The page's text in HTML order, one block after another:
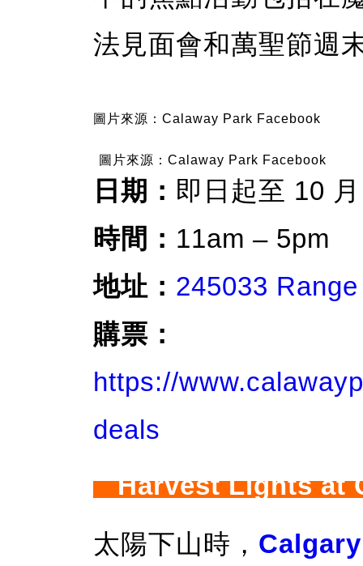
法見面會和萬聖節週
圖片來源：Calaway Park Facebook
圖片來源：Calaway Park Facebook
日期： 即日起至 10
時間： 11am – 5pm
地址： 245033
購票：
https://
deals
Harvest Lights at
太陽下山時，